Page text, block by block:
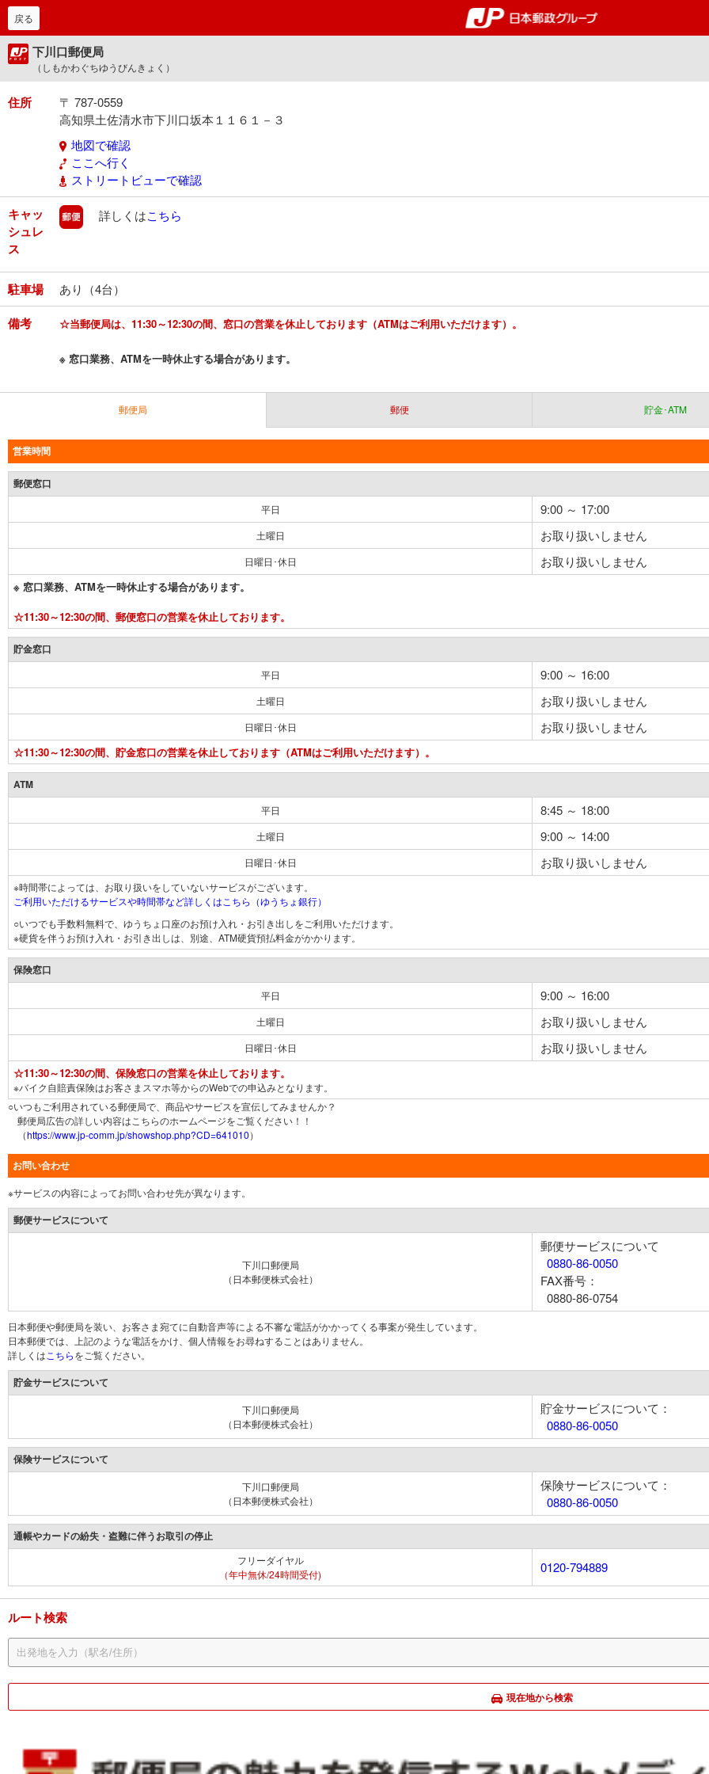
郵便局・日本郵政グルー
戻る
下川口郵便局
（しもかわぐちゆうびんきょく）
住所
〒 787-0559
高知県土佐清水市下川口坂本１１６１－３
地図で確認
ここへ行く
ストリートビューで確認
キャッ
シュレ
ス
郵便
詳しくはこちら
駐車場 あり（4台）
備考 ☆当郵便局は、11:30～12:30の間、窓口の営業を休止しております（ATMはご利用いただけます）。
※ 窓口業務、ATMを一時休止する場合があります。
郵便局 郵便 貯金･ATM
営業時間
郵便窓口
平日 9:00 ～ 17:00
土曜日 お取り扱いしません
日曜日･休日 お取り扱いしません
※ 窓口業務、ATMを一時休止する場合があります。
☆11:30～12:30の間、郵便窓口の営業を休止しております。
貯金窓口
平日 9:00 ～ 16:00
土曜日 お取り扱いしません
日曜日･休日 お取り扱いしません
☆11:30～12:30の間、貯金窓口の営業を休止しております（ATMはご利用いただけます）。
ATM
平日 8:45 ～ 18:00
土曜日 9:00 ～ 14:00
日曜日･休日 お取り扱いしません
※時間帯によっては、お取り扱いをしていないサービスがございます。
ご利用いただけるサービスや時間帯など詳しくはこちら（ゆうちょ銀行）
○いつでも手数料無料で、ゆうちょ口座のお預け入れ・お引き出しをご利用いただけます。
※硬貨を伴うお預け入れ・お引き出しは、別途、ATM硬貨預払料金がかかります。
保険窓口
平日 9:00 ～ 16:00
土曜日 お取り扱いしません
日曜日･休日 お取り扱いしません
☆11:30～12:30の間、保険窓口の営業を休止しております。
※バイク自賠責保険はお客さまスマホ等からのWebでの申込みとなります。
○いつもご利用されている郵便局で、商品やサービスを宣伝してみませんか？
郵便局広告の詳しい内容はこちらのホームページをご覧ください！！
（https://www.jp-comm.jp/showshop.php?CD=641010）
お問い合わせ
※サービスの内容によってお問い合わせ先が異なります。
郵便サービスについて
下川口郵便局
（日本郵便株式会社）
郵便サービスについて
0880-86-0050
FAX番号：
0880-86-0754
日本郵便や郵便局を装い、お客さま宛てに自動音声等による不審な電話がかかってくる事案が発生しています。
日本郵便では、上記のような電話をかけ、個人情報をお尋ねすることはありません。
詳しくは こちらをご覧ください。
貯金サービスについて
下川口郵便局
（日本郵便株式会社）
貯金サービスについて：
0880-86-0050
保険サービスについて
下川口郵便局
（日本郵便株式会社）
保険サービスについて：
0880-86-0050
通帳やカードの紛失・盗難に伴うお取引の停止
フリーダイヤル
（年中無休/24時間受付)
0120-794889
ルート検索
現在地から検索